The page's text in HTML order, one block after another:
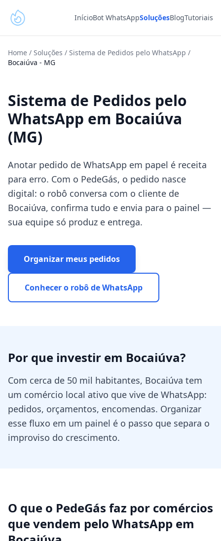
InícioBot WhatsAppSoluçõesBlogTutoriais
Home / Soluções / Sistema de Pedidos pelo WhatsApp /
Bocaiúva - MG
Sistema de Pedidos pelo
WhatsApp em Bocaiúva
(MG)
Anotar pedido de WhatsApp em papel é receita
para erro. Com o PedeGás, o pedido nasce
digital: o robô conversa com o cliente de
Bocaiúva, confirma tudo e envia para o painel —
sua equipe só produz e entrega.
Organizar meus pedidos
Conhecer o robô de WhatsApp
Por que investir em Bocaiúva?
Com cerca de 50 mil habitantes, Bocaiúva tem
um comércio local ativo que vive de WhatsApp:
pedidos, orçamentos, encomendas. Organizar
esse fluxo em um painel é o passo que separa o
improviso do crescimento.
O que o PedeGás faz por comércios
que vendem pelo WhatsApp em